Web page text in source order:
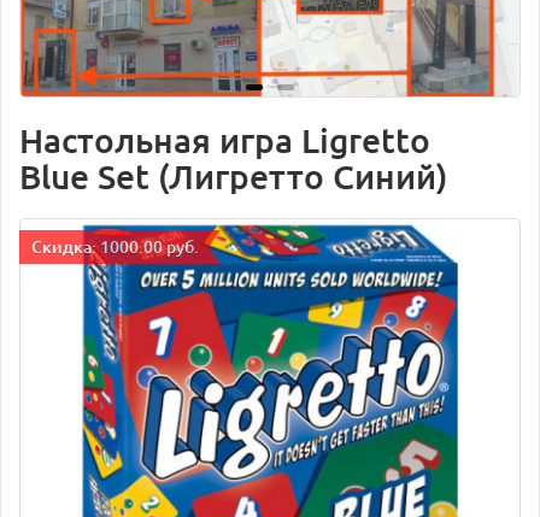
Настольная игра Ligretto
Blue Set (Лигретто Синий)
Cкидка: 1000.00 руб.